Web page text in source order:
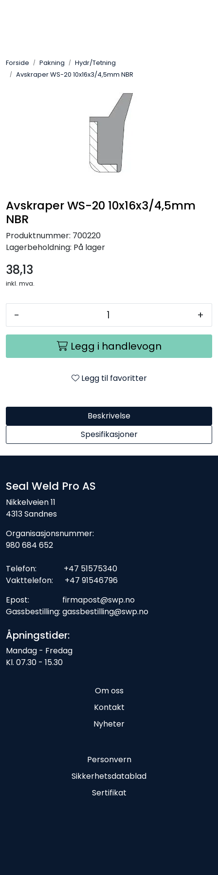
Forside Pakning
Hydr/Tetning
Avskraper WS-20 10x16x3/4,5mm NBR
Avskraper WS-20 10x16x3/4,5mm
NBR
Produktnummer: 700220
Lagerbeholdning: På lager
38,13
inkl. mva.
- +
Legg i handlevogn
Legg til favoritter
Beskrivelse
Spesifikasjoner
Seal Weld Pro AS
Nikkelveien 11
4313 Sandnes
Organisasjonsnummer:
980 684 652
Telefon: +47 51575340
Vakttelefon: +47 91546796
Epost: firmapost@swp.no
Gassbestilling: gassbestilling@swp.no
Åpningstider:
Mandag - Fredag
Kl. 07.30 - 15.30
Om oss
Kontakt
Nyheter
Personvern
Sikkerhetsdatablad
Sertifikat
Pakning
Industriprodukter